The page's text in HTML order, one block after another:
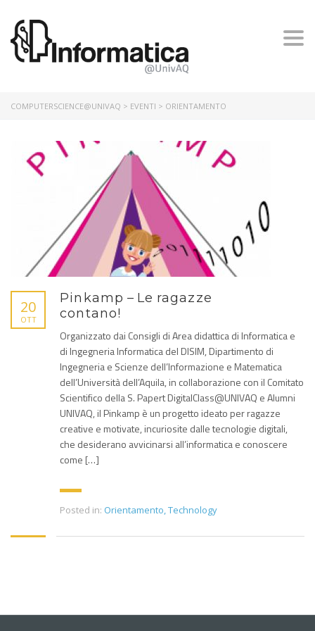
COMPUTERSCIENCE@UNIVAQ > EVENTI > ORIENTAMENTO
20
OTT
Pinkamp – Le ragazze
contano!
Organizzato dai Consigli di Area didattica di Informatica e
di Ingegneria Informatica del DISIM, Dipartimento di
Ingegneria e Scienze dell’Informazione e Matematica
dell’Università dell’Aquila, in collaborazione con il Comitato
Scientifico della S. Papert DigitalClass@UNIVAQ e Alumni
UNIVAQ, il Pinkamp è un progetto ideato per ragazze
creative e motivate, incuriosite dalle tecnologie digitali,
che desiderano avvicinarsi all’informatica e conoscere
come […]
Posted in: Orientamento,Technology